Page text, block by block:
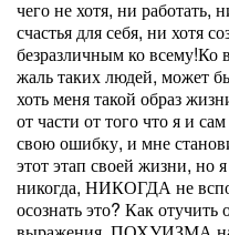
чего не хотя, ни работать,
счастья для себя, ни хотя
безразличным ко всему!Ко
жаль таких людей, может
хоть меня такой образ
от части от того что я и
свою ошибку, и мне
этот этап своей жизни, но
никогда, НИКОГДА не
осознать это? Как отучить